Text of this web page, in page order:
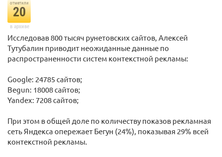
отметили
20
в архиве
Исследовав 800 тысяч рунетовских сайтов, Алексей
Тутубалин приводит неожиданные данные по
распространенности систем контекстной рекламы:
Google: 24785 сайтов;
Begun: 18008 сайтов;
Yandex: 7208 сайтов;
При этом в общей доле по количеству показов рекламная
сеть Яндекса опережает Бегун (24%), показывая 29% всей
контекстной рекламы.